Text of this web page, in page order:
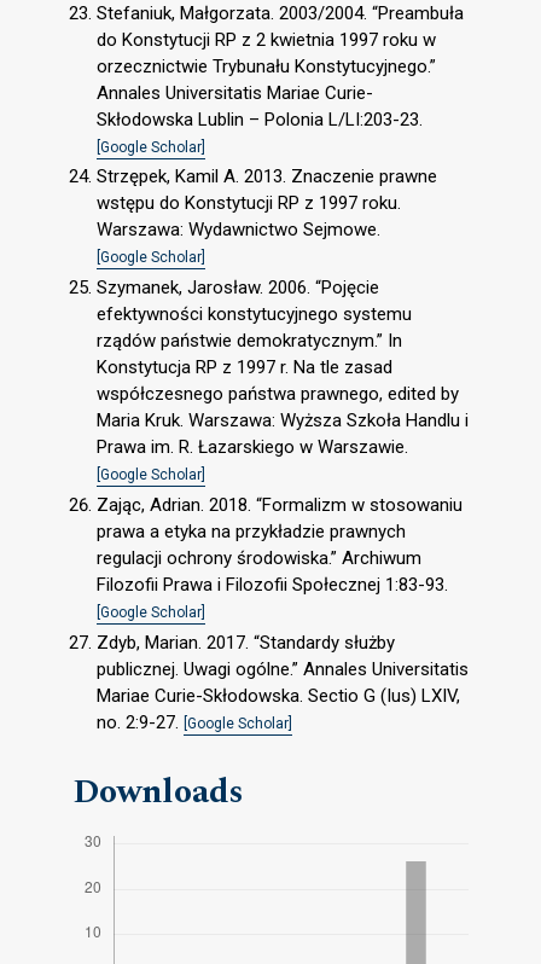
Stefaniuk, Małgorzata. 2003/2004. “Preambuła
do Konstytucji RP z 2 kwietnia 1997 roku w
orzecznictwie Trybunału Konstytucyjnego.”
Annales Universitatis Mariae Curie-
Skłodowska Lublin – Polonia L/LI:203-23.
[Google Scholar]
Strzępek, Kamil A. 2013. Znaczenie prawne
wstępu do Konstytucji RP z 1997 roku.
Warszawa: Wydawnictwo Sejmowe.
[Google Scholar]
Szymanek, Jarosław. 2006. “Pojęcie
efektywności konstytucyjnego systemu
rządów państwie demokratycznym.” In
Konstytucja RP z 1997 r. Na tle zasad
współczesnego państwa prawnego, edited by
Maria Kruk. Warszawa: Wyższa Szkoła Handlu i
Prawa im. R. Łazarskiego w Warszawie.
[Google Scholar]
Zając, Adrian. 2018. “Formalizm w stosowaniu
prawa a etyka na przykładzie prawnych
regulacji ochrony środowiska.” Archiwum
Filozofii Prawa i Filozofii Społecznej 1:83-93.
[Google Scholar]
Zdyb, Marian. 2017. “Standardy służby
publicznej. Uwagi ogólne.” Annales Universitatis
Mariae Curie-Skłodowska. Sectio G (Ius) LXIV,
no. 2:9-27.
[Google Scholar]
Downloads